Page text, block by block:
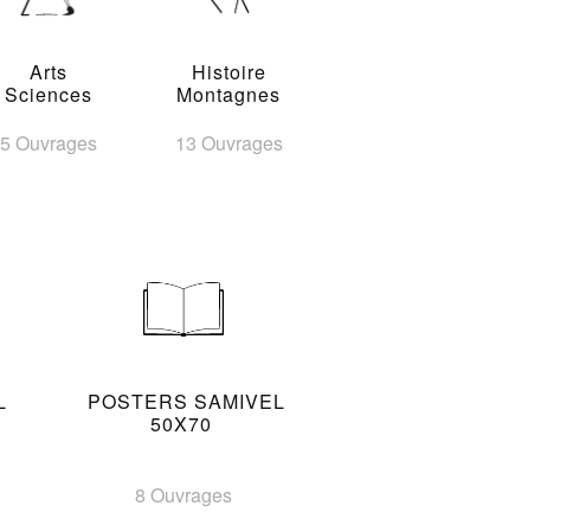
Arts
Sciences
5 Ouvrages
Histoire
Montagnes
13 Ouvrages
POSTERS SAMIVEL
50X70
8 Ouvrages